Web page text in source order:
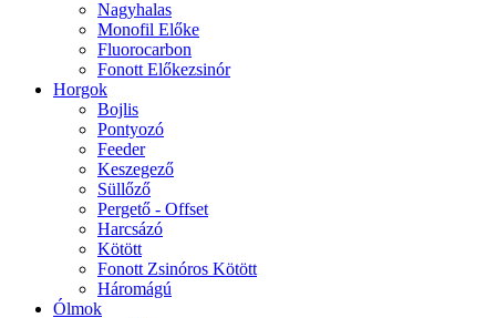
Nagyhalas
Monofil Előke
Fluorocarbon
Fonott Előkezsinór
Horgok
Bojlis
Pontyozó
Feeder
Keszegező
Süllőző
Pergető - Offset
Harcsázó
Kötött
Fonott Zsinóros Kötött
Háromágú
Ólmok